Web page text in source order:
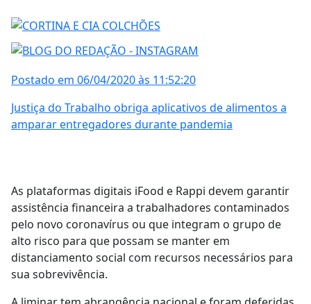
Postado em 06/04/2020 às 11:52:20
Justiça do Trabalho obriga aplicativos de alimentos a
amparar entregadores durante pandemia
As plataformas digitais iFood e Rappi devem garantir
assistência financeira a trabalhadores contaminados
pelo novo coronavírus ou que integram o grupo de
alto risco para que possam se manter em
distanciamento social com recursos necessários para
sua sobrevivência.